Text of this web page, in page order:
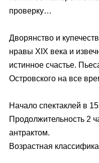
проверку…
Дворянство и
нравы XIX века и
истинное счастье.
Островского на все
Начало спектаклей в
Продолжительность 2
антрактом.
Возрастная